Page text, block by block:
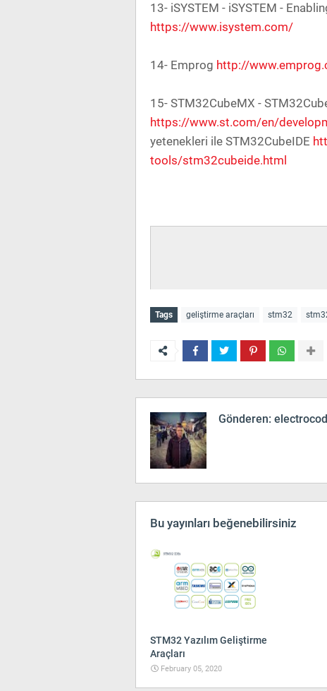
13- iSYSTEM - iSYSTEM -
https://www.isystem.com/
14- Emprog http://
15- STM32CubeMX -
https://www.st.com/en/
yetenekleri ile STM32CubeIDE
tools/stm32cubeide.html
Tags geliştirme araçları stm32
Gönderen:
Bu yayınları beğenebilirsiniz
STM32 Yazılım Geliştirme
Araçları
February 05, 2020